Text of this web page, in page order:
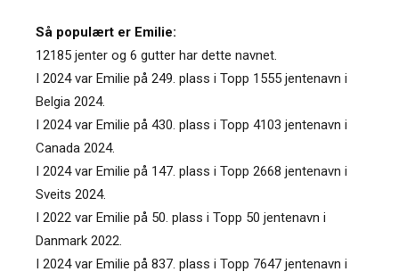
Så populært er Emilie:
12185 jenter og 6 gutter har dette navnet.
I 2024 var Emilie på 249. plass i Topp 1555 jentenavn i
Belgia 2024.
I 2024 var Emilie på 430. plass i Topp 4103 jentenavn i
Canada 2024.
I 2024 var Emilie på 147. plass i Topp 2668 jentenavn i
Sveits 2024.
I 2022 var Emilie på 50. plass i Topp 50 jentenavn i
Danmark 2022.
I 2024 var Emilie på 837. plass i Topp 7647 jentenavn i